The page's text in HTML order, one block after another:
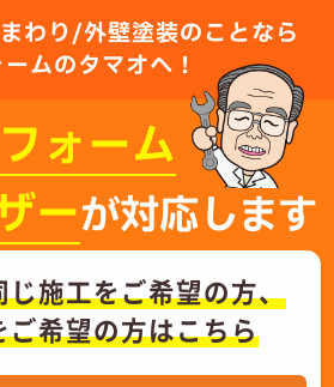
わり/外壁塗装のことなら
ムのタマオへ！
ォーム
ーが対応します
じ施工をご希望の方、
ご希望の方はこちら